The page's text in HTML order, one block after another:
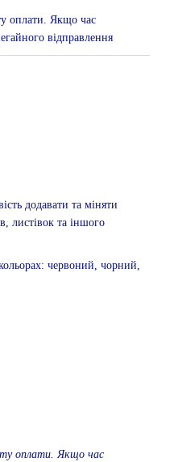
оплати. Якщо час
відправлення
додавати та міняти
листівок та іншого
червоний, чорний,
оплати. Якщо час